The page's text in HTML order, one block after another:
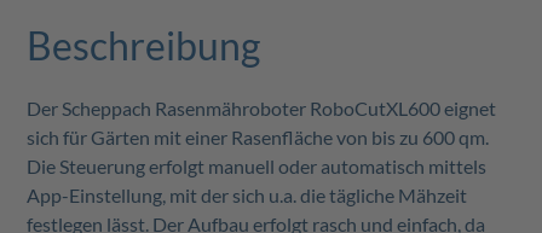
Beschreibung
Der Scheppach Rasenmähroboter RoboCutXL600 eignet
sich für Gärten mit einer Rasenfläche von bis zu 600 qm.
Die Steuerung erfolgt manuell oder automatisch mittels
App-Einstellung, mit der sich u.a. die tägliche Mähzeit
festlegen lässt. Der Aufbau erfolgt rasch und einfach, da